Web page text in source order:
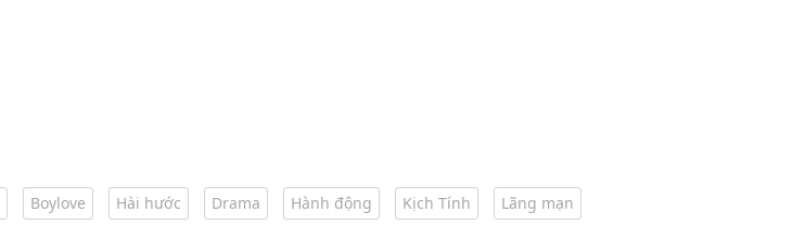
Boylove Hài hước Drama Hành động Kịch Tính Lãng mạn